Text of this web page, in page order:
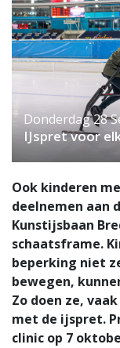
Donderdag 28
IJspret voor
Ook kinderen
deelnemen aan
Kunstijsbaan
schaatsframe.
beperking niet
bewegen,
Zo doen ze,
met de ijspret.
clinic op 7